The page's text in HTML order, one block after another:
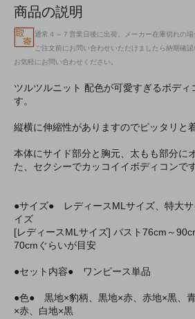
商品の説明
通常４～７営業日後に出荷。メーカー在庫切れの場
ご注文前にお問い合わせいただけましたら納期確認
お気軽にお問い合わせください。
ツルツルニット 配色が可愛すぎるボデ
す。
縦横に伸縮性がありますのでピッタリと
本体にサイド部分と胸元、太もも部分に
た、セクシーでカッコイイボディコンです
●サイズ● レディースMLサイズ、特大
イズ
[レディースMLサイズ] バスト76cm～
70cmぐらいが目安
●セット内容● ワンピース単品
●色● 黒地×豹柄、黒地×赤、赤地×黒、
×赤、白地×黒